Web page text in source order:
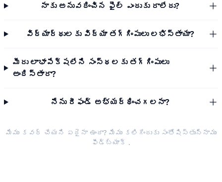
నాకు అనువదించిన ఫైల్ ఎందుకు రాలేదు?
విద్యార్థులకు విద్యా తగ్గింపులు లభిస్తాయా?
మీరు లాభాపేక్షలేని సంస్థలకు తగ్గింపులు
అందిస్తారా?
నేను రీఫండ్ అభ్యర్థించగలనా?
మేము కవర్ చేయని ఏదైనా ఉందా? మేము కలిగేందుకు సంతోషిస్తున్నాము
ఫీడ్‌బ్యాక్ .